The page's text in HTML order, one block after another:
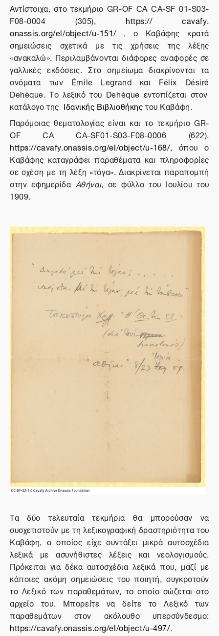
Αντίστοιχα, στο τεκμήριο GR-OF CA CA-SF 01-S03-
F08-0004 (305), https:// cavafy.
onassis.org/el/object/u-151/ , ο Καβάφης κρατά
σημειώσεις σχετικά με τις χρήσεις της λέξης
«ανακαλώ». Περιλαμβάνονται διάφορες αναφορές σε
γαλλικές εκδόσεις. Στο σημείωμα διακρίνονται τα
ονόματα των Émile Legrand και Félix Désiré
Dehèque.Το λεξικό του Dehèque εντοπίζεται στον
κατάλογο της Ιδανικής Βιβλιοθήκηςτου Καβάφη.
Παρόμοιας θεματολογίας είναι και το τεκμήριοGR-
OF CA CA-SF01-S03-F08-0006 (622),
https://cavafy.onassis.org/el/object/u-168/, όπου ο
Καβάφης καταγράφει παραθέματα και πληροφορίες
σε σχέση με τη λέξη «τόγα». Διακρίνεται παραπομπή
στην εφημερίδα Αθήναι, σε φύλλο του Ιουλίου του
1909.
Τα δύο τελευταία τεκμήρια θα μπορούσαν να
συσχετιστούν με τη λεξικογραφική δραστηριότητα του
Καβάφη, ο οποίος είχε συντάξει μικρά αυτοσχέδια
λεξικά με ασυνήθιστες λέξεις και νεολογισμούς.
Πρόκειται για δέκα αυτοσχέδια λεξικά που, μαζί με
κάποιες ακόμη σημειώσεις του ποιητή, συγκροτούν
το Λεξικό των παραθεμάτων, το οποίο σώζεται στο
αρχείο του. Μπορείτε να δείτε το Λεξικό των
παραθεμάτων στον ακόλουθο υπερσύνδεσμο:
https://cavafy.onassis.org/el/object/u-497/.